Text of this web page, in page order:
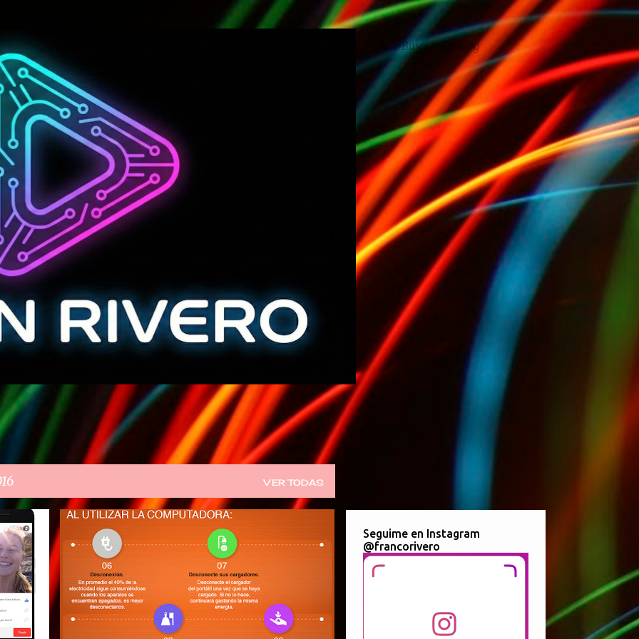
Ir al contenido principal
VER TODAS
GACETILLA DE PRENSA
Seguime en Instagram
@francorivero